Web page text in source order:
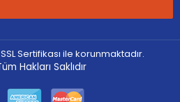
Sertifikası ile korunmaktadır.
Hakları Saklıdır